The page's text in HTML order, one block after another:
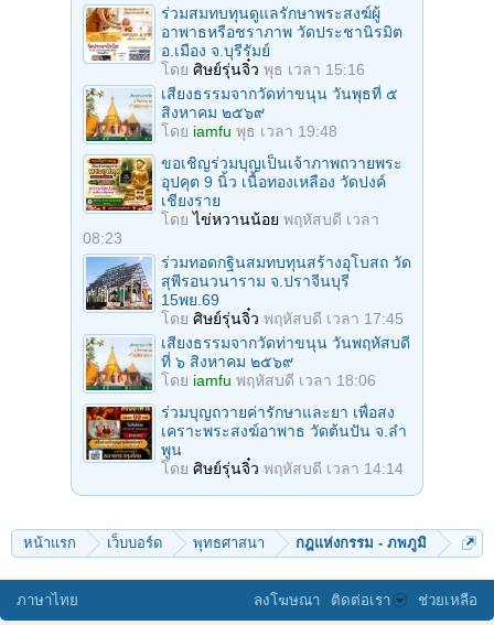
ร่วมสมทบทุนดูแลรักษาพระสงฆ์ผู้
อาพาธหรือชราภาพ วัดประชานิรมิต
อ.เมือง จ.บุรีรัมย์
โดย ศิษย์รุ่นจิ๋ว พุธ เวลา 15:16
เสียงธรรมจากวัดท่าขนุน วันพุธที่ ๕
สิงหาคม ๒๕๖๙
โดย iamfu พุธ เวลา 19:48
ขอเชิญร่วมบุญเป็นเจ้าภาพถวายพระ
อุปคุต 9 นิ้ว เนื้อทองเหลือง วัดปงค์
เชียงราย
โดยไข่หวานน้อย พฤหัสบดี เวลา
08:23
ร่วมทอดกฐินสมทบทุนสร้างอุโบสถ วัด
สุพีรอนวนาราม จ.ปราจีนบุรี
15พย.69
โดย ศิษย์รุ่นจิ๋ว พฤหัสบดี เวลา 17:45
เสียงธรรมจากวัดท่าขนุน วันพฤหัสบดี
ที่ ๖ สิงหาคม ๒๕๖๙
โดย iamfu พฤหัสบดี เวลา 18:06
ร่วมบุญถวายค่ารักษาและยา เพื่อสง
เคราะพระสงฆ์อาพาธ วัดต้นปัน จ.ลํา
พูน
โดย ศิษย์รุ่นจิ๋ว พฤหัสบดี เวลา 14:14
หน้าแรก เว็บบอร์ด พุทธศาสนา กฎแห่งกรรม - ภพภูมิ
ภาษาไทย ลงโฆษณา ติดต่อเรา ช่วยเหลือ